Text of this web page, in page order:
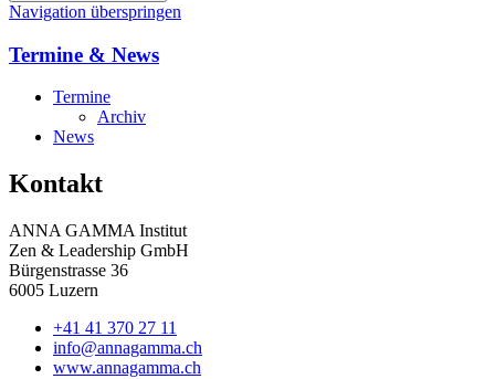
Navigation überspringen
Termine & News
Termine
Archiv
News
Kontakt
ANNA GAMMA Institut
Zen & Leadership GmbH
Bürgenstrasse 36
6005 Luzern
+41 41 370 27 11
info@annagamma.ch
www.annagamma.ch